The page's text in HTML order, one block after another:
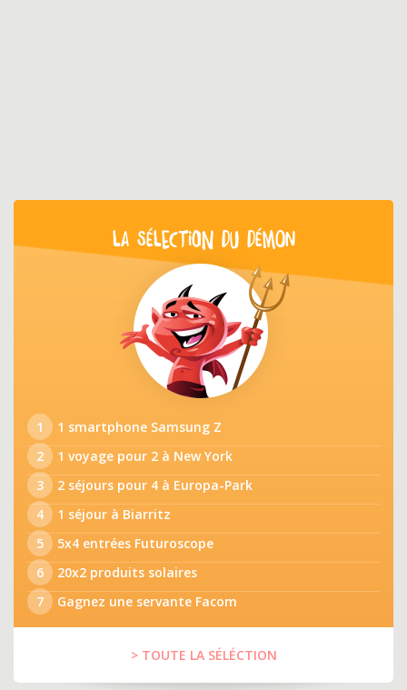
LA SÉLECTION DU DÉMON
1
1 smartphone Samsung Z
2
1 voyage pour 2 à New York
3
2 séjours pour 4 à Europa-Park
4
1 séjour à Biarritz
5
5x4 entrées Futuroscope
6
20x2 produits solaires
7
Gagnez une servante Facom
> TOUTE LA SÉLÉCTION